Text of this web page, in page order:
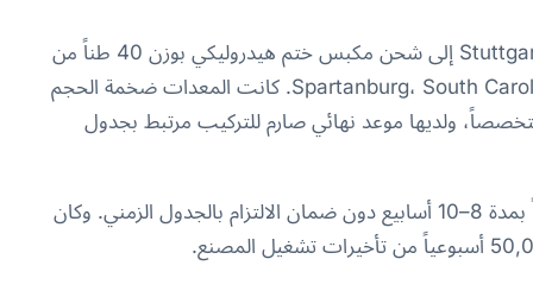
احتاج مورّد سيارات من الدرجة الثانية في Stuttgart إلى شحن مكبس ختم هيدروليكي بوزن 40 طناً من
منشأته التصنيعية إلى مصنع جديد في Spartanburg، South Carolina. كانت المعدات ضخمة الحجم
رفعاً متخصصاً، ولديها موعد نهائي صارم للتركيب مرتبط بجدول
قدّم مزوّد الخدمات اللوجستية الحالي عرضاً بمدة 8–10 أسابيع دون ضمان الالتزام بالجدول الزمني. وكان